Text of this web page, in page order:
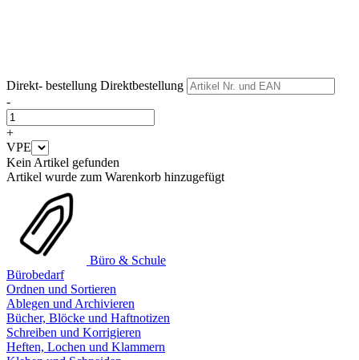
Direkt- bestellung Direktbestellung
-
+
VPE
Kein Artikel gefunden
Artikel wurde zum Warenkorb hinzugefügt
Büro & Schule
Bürobedarf
Ordnen und Sortieren
Ablegen und Archivieren
Bücher, Blöcke und Haftnotizen
Schreiben und Korrigieren
Heften, Lochen und Klammern